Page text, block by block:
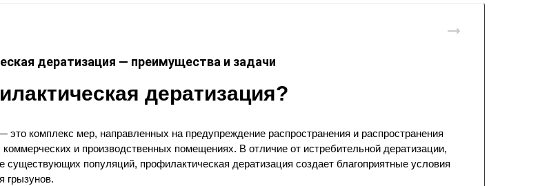
дератизация — преимущества и задачи
дератизация?
это комплекс мер, направленных на предупреждение распространения и распространения
и производственных помещениях. В отличие от истребительной дератизации,
существующих популяций, профилактическая дератизация создает благоприятные условия
грызунов.